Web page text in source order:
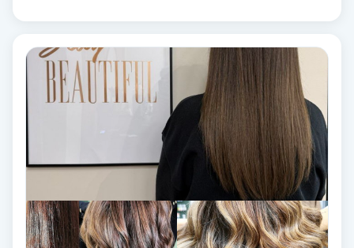
Radiofrekvens
Rakning
Reflexologi